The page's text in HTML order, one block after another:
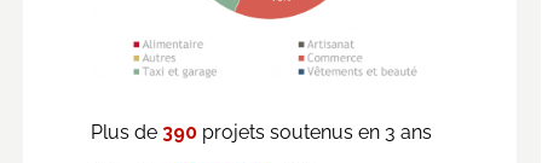
Plus de 390 projets soutenus en 3 ans